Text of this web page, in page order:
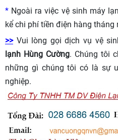
* Ngoài ra việc vệ sinh máy
kể chi phí tiền điện hàng tháng
>>Vui lòng gọi dịch vụ vệ
lạnh Hùng Cường. Chúng tôi
những gì chúng tôi có là sự
nghiệp.